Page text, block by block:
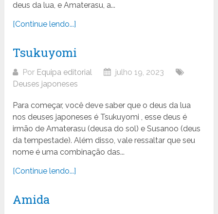
deus da lua, e Amaterasu, a...
[Continue lendo...]
Tsukuyomi
Por Equipa editorial
julho 19, 2023
Deuses japoneses
Para começar, você deve saber que o deus da lua
nos deuses japoneses é Tsukuyomi , esse deus é
irmão de Amaterasu (deusa do sol) e Susanoo (deus
da tempestade). Além disso, vale ressaltar que seu
nome é uma combinação das...
[Continue lendo...]
Amida